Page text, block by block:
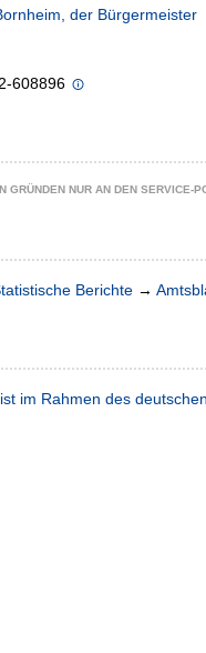
der Bürgermeister
608896
GRÜNDEN NUR AN DEN SERVICE-
Berichte →
im Rahmen des